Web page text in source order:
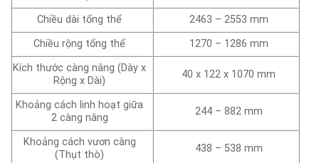
Chiều dài tổng thể
2463 – 2553 mm
Chiều rộng tổng thể
1270 – 1286 mm
Kích thước càng nâng (Dày x
Rộng x Dài)
40 x 122 x 1070 mm
Khoảng cách linh hoạt giữa
2 càng nâng
244 – 882 mm
Khoảng cách vươn càng
(Thụt thò)
438 – 538 mm